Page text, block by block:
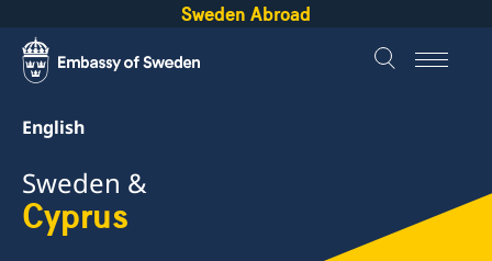
Sweden Abroad
English
Sweden &
Cyprus